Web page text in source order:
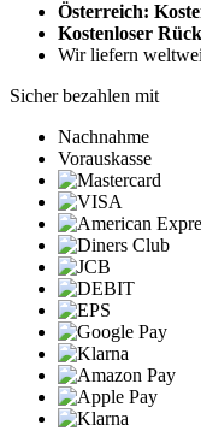
Österreich:
Kostenloser
Wir liefern
Sicher bezahlen mit
Nachnahme
Vorauskasse